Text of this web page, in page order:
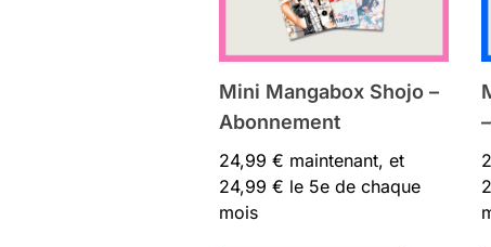
Mini Mangabox Shojo –
Abonnement
24,99 € maintenant, et
24,99 € le 5e de chaque
mois